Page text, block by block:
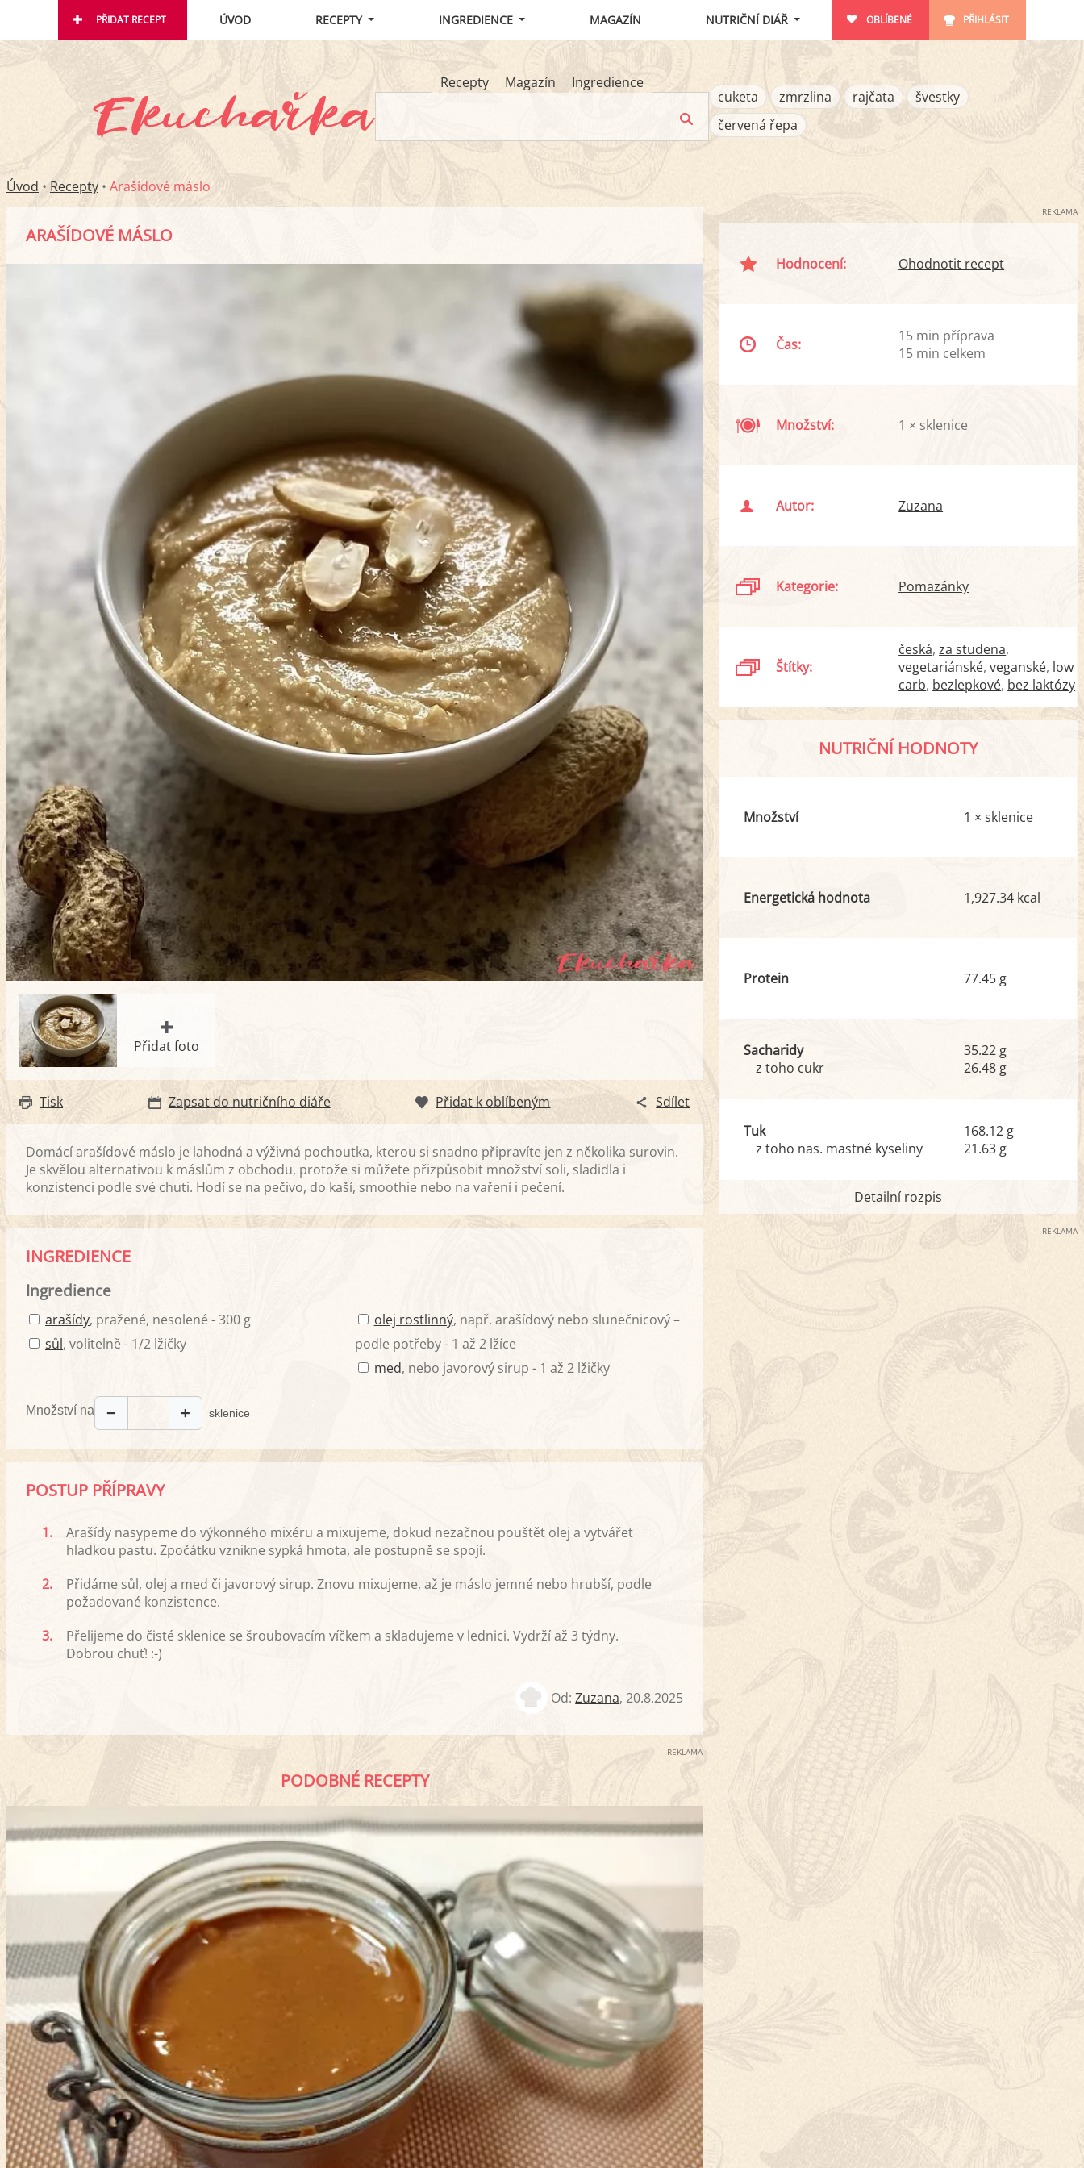
PŘIDAT RECEPT ÚVOD RECEPTY INGREDIENCE MAGAZÍN NUTRIČNÍ DIÁŘ OBLÍBENÉ PŘIHLÁSIT
Recepty Magazín
Ingredience
cuketa
zmrzlina rajčata
švestky
červená řepa
Úvod • Recepty • Arašídové máslo
ARAŠÍDOVÉ MÁSLO
Přidat foto
Tisk Zapsat do nutričního diáře Přidat k oblíbeným Sdílet
Domácí arašídové máslo je lahodná a výživná pochoutka, kterou si snadno připravíte jen z několika surovin.
Je skvělou alternativou k máslům z obchodu, protože si můžete přizpůsobit množství soli, sladidla i
konzistenci podle své chuti. Hodí se na pečivo, do kaší, smoothie nebo na vaření i pečení.
INGREDIENCE
Ingredience
arašídy, pražené, nesolené - 300 g
sůl, volitelně - 1/2 lžičky
olej rostlinný, např. arašídový nebo slunečnicový –
podle potřeby - 1 až 2 lžíce
med, nebo javorový sirup - 1 až 2 lžičky
Množství na − + sklenice
POSTUP PŘÍPRAVY
1.
Arašídy nasypeme do výkonného mixéru a mixujeme, dokud nezačnou pouštět olej a vytvářet
hladkou pastu. Zpočátku vznikne sypká hmota, ale postupně se spojí.
2.
Přidáme sůl, olej a med či javorový sirup. Znovu mixujeme, až je máslo jemné nebo hrubší, podle
požadované konzistence.
3.
Přelijeme do čisté sklenice se šroubovacím víčkem a skladujeme v lednici. Vydrží až 3 týdny.
Dobrou chuť! :-)
Od:Zuzana,20.8.2025
REKLAMA
PODOBNÉ RECEPTY
REKLAMA
Hodnocení: Ohodnotit recept
Čas:
15 min příprava
15 min celkem
Množství: 1 × sklenice
Autor: Zuzana
Kategorie: Pomazánky
Štítky:
česká za studena
vegetariánské veganské low
carb bezlepkové bez laktózy
NUTRIČNÍ HODNOTY
Množství 1 × sklenice
Energetická hodnota 1,927.34 kcal
Protein 77.45 g
Sacharidy
z toho cukr
35.22 g
26.48 g
Tuk
z toho nas. mastné kyseliny
168.12 g
21.63 g
Detailní rozpis
REKLAMA